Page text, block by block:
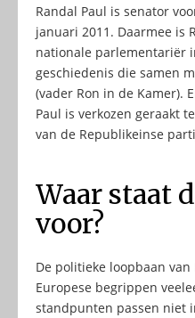
Randal Paul is senator
januari 2011. Daarmee is
nationale parlementariër
geschiedenis die samen
(vader Ron in de Kamer).
Paul is verkozen geraakt
van de Republikeinse
Waar staat
voor?
De politieke loopbaan van
Europese begrippen
standpunten passen niet